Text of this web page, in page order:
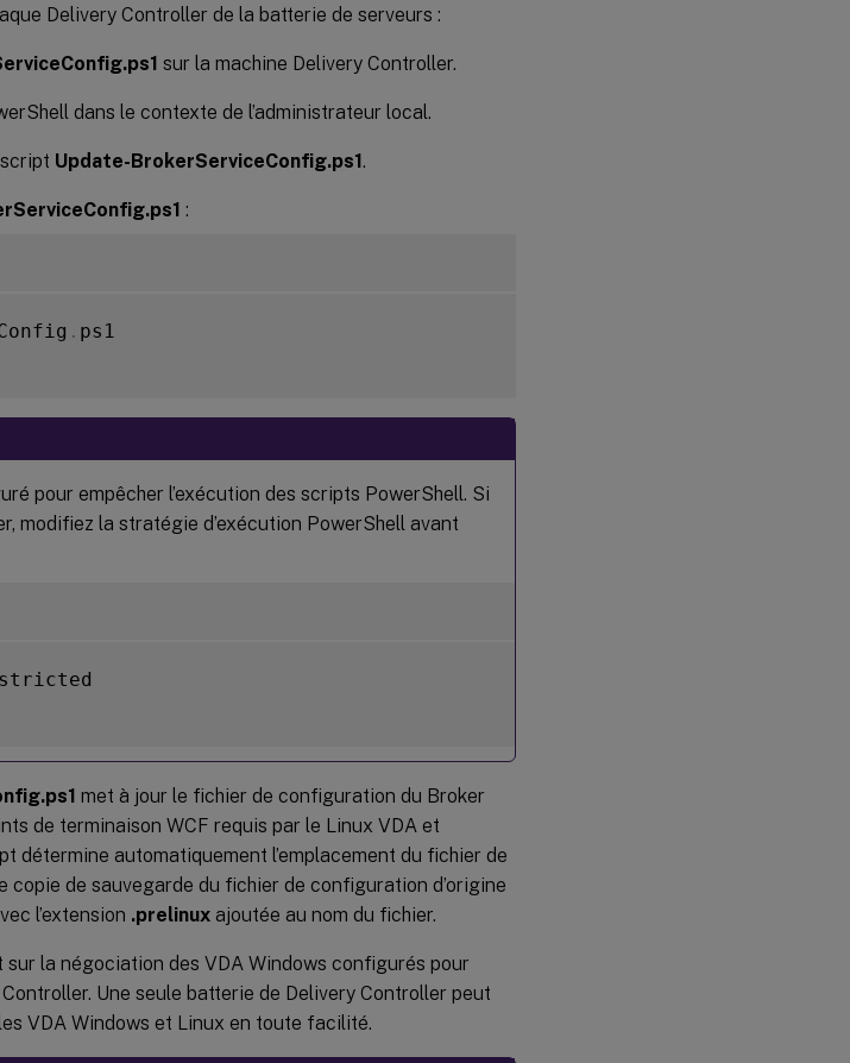
Delivery Controller de la batterie de serveurs :
sur la machine Delivery Controller.
dans le contexte de l’administrateur local.
Update-BrokerServiceConfig.ps1.
:
. ps1
pour empêcher l’exécution des scripts PowerShell. Si
modifiez la stratégie d’exécution PowerShell avant
met à jour le fichier de configuration du Broker
de terminaison WCF requis par le Linux VDA et
détermine automatiquement l’emplacement du fichier de
de sauvegarde du fichier de configuration d’origine
l’extension .prelinux ajoutée au nom du fichier.
sur la négociation des VDA Windows configurés pour
Une seule batterie de Delivery Controller peut
VDA Windows et Linux en toute facilité.